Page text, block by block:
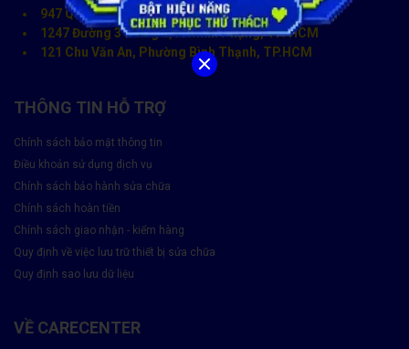
947 Quang Trung, Phường An Hội Tây, TP. HCM
1247 Đường 3 tháng 2, P. Minh Phụng, TP. HCM
121 Chu Văn An, Phường Bình Thạnh, TP.HCM
THÔNG TIN HỖ TRỢ
Chính sách bảo mật thông tin
Điều khoản sử dụng dịch vụ
Chính sách bảo hành sửa chữa
Chính sách hoàn tiền
Chính sách giao nhận - kiểm hàng
Quy định về việc lưu trữ thiết bị sửa chữa
Quy định sao lưu dữ liệu
VỀ CARECENTER